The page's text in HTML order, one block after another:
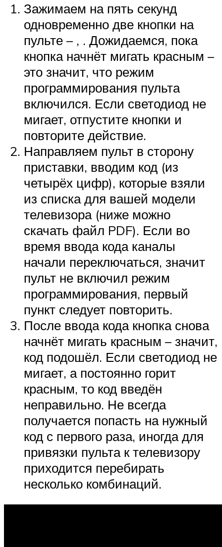
Зажимаем на пять секунд
одновременно две кнопки на
пульте – , . Дожидаемся, пока
кнопка начнёт мигать красным –
это значит, что режим
программирования пульта
включился. Если светодиод не
мигает, отпустите кнопки и
повторите действие.
Направляем пульт в сторону
приставки, вводим код (из
четырёх цифр), которые взяли
из списка для вашей модели
телевизора (ниже можно
скачать файл PDF). Если во
время ввода кода каналы
начали переключаться, значит
пульт не включил режим
программирования, первый
пункт следует повторить.
После ввода кода кнопка снова
начнёт мигать красным – значит,
код подошёл. Если светодиод не
мигает, а постоянно горит
красным, то код введён
неправильно. Не всегда
получается попасть на нужный
код с первого раза, иногда для
привязки пульта к телевизору
приходится перебирать
несколько комбинаций.